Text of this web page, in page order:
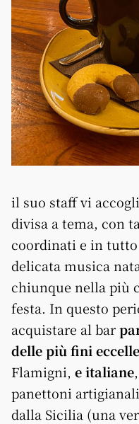
il suo staff vi
divisa a tema, con
coordinati e in
delicata musica
chiunque nella più
festa. In questo
acquistare al bar
delle più fini
Flamigni, e italiane
panettoni
dalla Sicilia (una